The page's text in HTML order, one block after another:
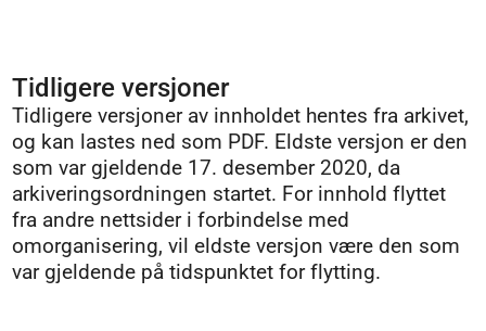
Tidligere versjoner
Tidligere versjoner av innholdet hentes fra arkivet,
og kan lastes ned som PDF. Eldste versjon er den
som var gjeldende 17. desember 2020, da
arkiveringsordningen startet. For innhold flyttet
fra andre nettsider i forbindelse med
omorganisering, vil eldste versjon være den som
var gjeldende på tidspunktet for flytting.